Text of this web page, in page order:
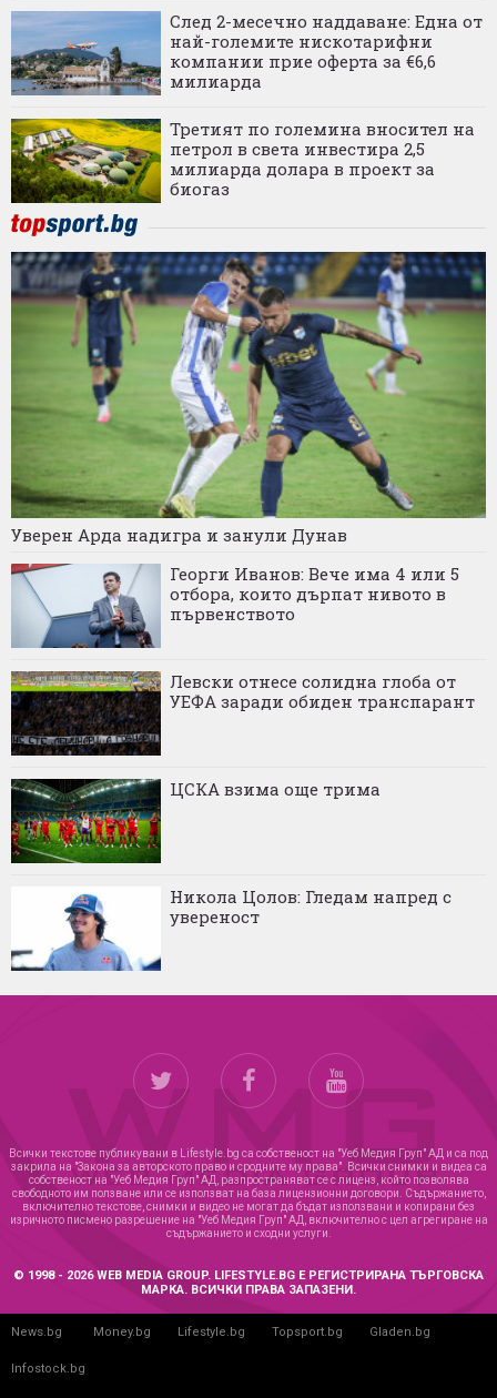
След 2-месечно наддаване: Една от
най-големите нискотарифни
компании прие оферта за €6,6
милиарда
Третият по големина вносител на
петрол в света инвестира 2,5
милиарда долара в проект за
биогаз
Уверен Арда надигра и занули Дунав
Георги Иванов: Вече има 4 или 5
отбора, които дърпат нивото в
първенството
Левски отнесе солидна глоба от
УЕФА заради обиден транспарант
ЦСКА взима още трима
Никола Цолов: Гледам напред с
увереност
Всички текстове публикувани в Lifestyle.bg са собственост на "Уеб Медия Груп" АД и са под
закрила на "Закона за авторското право и сродните му права". Всички снимки и видеа са
собственост на "Уеб Медия Груп" АД, разпространяват се с лиценз, който позволява
свободното им ползване или се използват на база лицензионни договори. Съдържанието,
включително текстове, снимки и видео не могат да бъдат използвани и копирани без
изричното писмено разрешение на "Уеб Медия Груп" АД, включително с цел агрегиране на
съдържанието и сходни услуги.
© 1998 - 2026 WEB MEDIA GROUP. LIFESTYLE.BG Е РЕГИСТРИРАНА ТЪРГОВСКА
МАРКА. ВСИЧКИ ПРАВА ЗАПАЗЕНИ.
News.bg Money.bg Lifestyle.bg Topsport.bg Gladen.bg
Infostock.bg